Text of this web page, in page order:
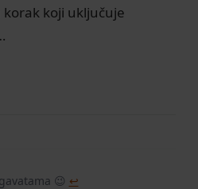
koji uključuje
😉 ↩